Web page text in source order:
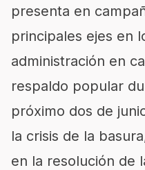
presenta en
principales ejes en
administración en
respaldo popular
próximo dos de
la crisis de la
en la resolución de